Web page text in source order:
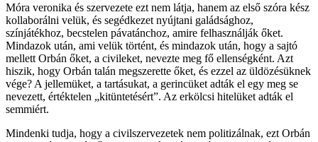
Móra veronika és szervezete ezt nem látja, hanem az első szóra kész
kollaborálni velük, és segédkezet nyújtani galádsághoz,
színjátékhoz, becstelen pávatánchoz, amire felhasználják őket.
Mindazok után, ami velük történt, és mindazok után, hogy a sajtó
mellett Orbán őket, a civileket, nevezte meg fő ellenségként. Azt
hiszik, hogy Orbán talán megszerette őket, és ezzel az üldözésüknek
vége? A jellemüket, a tartásukat, a gerincüket adták el egy meg se
nevezett, értéktelen „kitüntetésért”. Az erkölcsi hitelüket adták el
semmiért.
Mindenki tudja, hogy a civilszervezetek nem politizálnak, ezt Orbán